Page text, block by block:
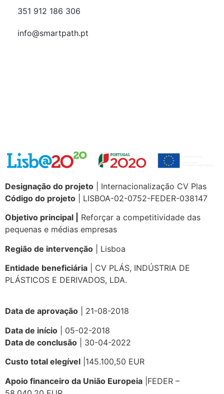
351 912 186 306
info@smartpath.pt
Designação do projeto | Internacionalização CV Plas
Código do projeto | LISBOA-02-0752-FEDER-038147
Objetivo principal |
Reforçar a competitividade das
pequenas e médias empresas
Região de intervenção | Lisboa
Entidade beneficiária | CV PLÁS, INDÚSTRIA DE
PLÁSTICOS E DERIVADOS, LDA.
Data de aprovação | 21-08-2018
Data de início | 05-02-2018
Data de conclusão | 30-04-2022
Custo total elegível |145.100,50 EUR
Apoio financeiro da União Europeia |FEDER –